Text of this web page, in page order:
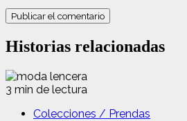
Historias relacionadas
3 min de lectura
Colecciones / Prendas